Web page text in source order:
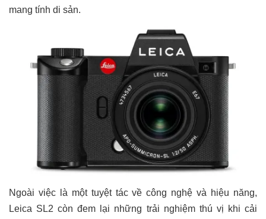
mang tính di sản.
Ngoài việc là một tuyệt tác về công nghệ và hiệu năng,
Leica SL2 còn đem lại những trải nghiệm thú vị khi cải